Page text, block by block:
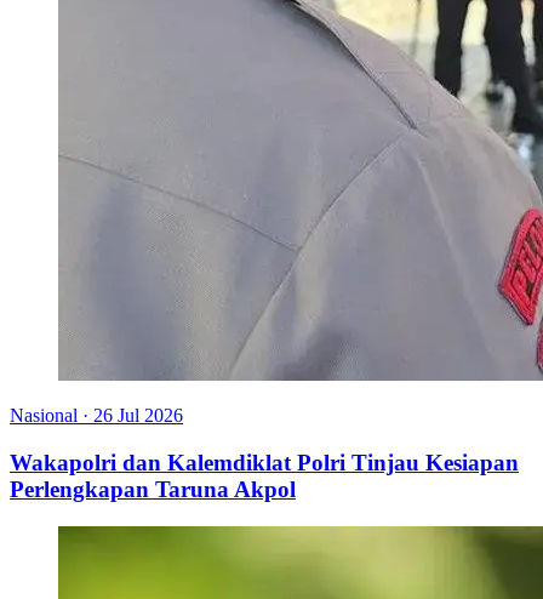
Nasional · 26 Jul 2026
Wakapolri dan Kalemdiklat Polri Tinjau Kesiapan
Perlengkapan Taruna Akpol